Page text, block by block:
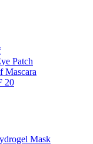
Patch
Mascara
20
Mask